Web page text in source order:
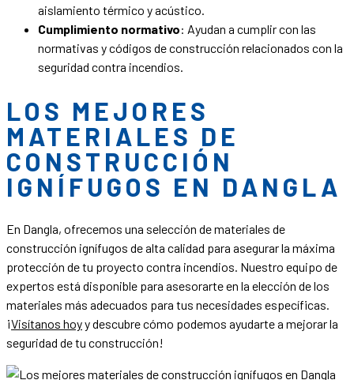
aislamiento térmico y acústico.
Cumplimiento normativo: Ayudan a cumplir con las
normativas y códigos de construcción relacionados con la
seguridad contra incendios.
LOS MEJORES
MATERIALES DE
CONSTRUCCIÓN
IGNÍFUGOS EN DANGLA
En Dangla, ofrecemos una selección de materiales de
construcción ignífugos de alta calidad para asegurar la máxima
protección de tu proyecto contra incendios. Nuestro equipo de
expertos está disponible para asesorarte en la elección de los
materiales más adecuados para tus necesidades específicas.
¡Visítanos hoyy descubre cómo podemos ayudarte a mejorar la
seguridad de tu construcción!